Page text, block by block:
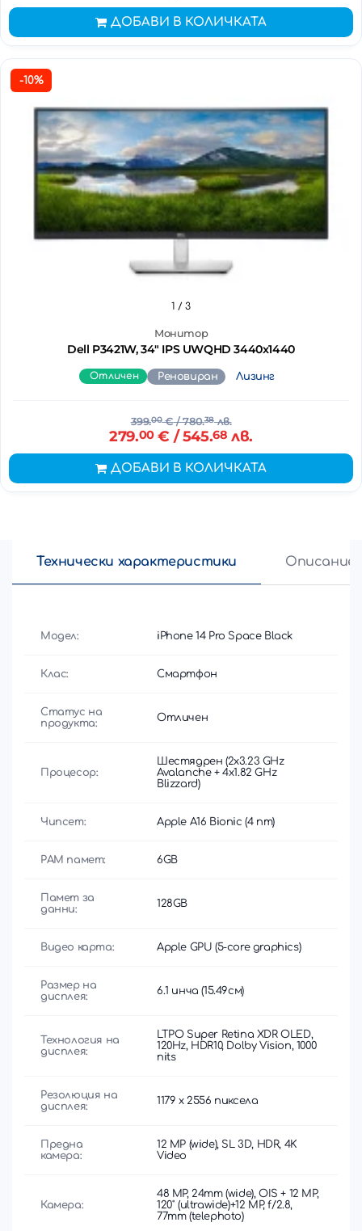
ДОБАВИ В КОЛИЧКАТА
-10%
Монитор
Dell P3421W, 34" IPS UWQHD 3440x1440
1 / 3
Отличен Реновиран Лизинг
399.00€/ 780.38лв.
279.00€ / 545.68 лв.
ДОБАВИ В КОЛИЧКАТА
Технически характеристики Описание
Модел: iPhone 14 Pro Space Black
Клас: Смартфон
Статус на
продукта:
Отличен
Процесор:
Шестядрен (2x3.23 GHz
Avalanche + 4x1.82 GHz
Blizzard)
Чипсет: Apple A16 Bionic (4 nm)
РАМ памет: 6GB
Памет за
данни:
128GB
Видео карта: Apple GPU (5-core graphics)
Размер на
дисплея:
6.1 инча (15.49см)
Технология на
дисплея:
LTPO Super Retina XDR OLED,
120Hz, HDR10, Dolby Vision, 1000
nits
Резолюция на
дисплея:
1179 x 2556 пиксела
Предна
камера:
12 MP (wide), SL 3D, HDR, 4K
Video
Камера:
48 MP, 24mm (wide), OIS + 12 MP,
120˚ (ultrawide)+12 MP, f/2.8,
77mm (telephoto)